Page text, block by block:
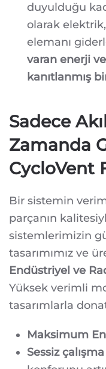
duyulduğu
olarak
elemanı
varan enerji
kanıtlanmış
Sadece
Zamanda
CycloVent
Bir sistemin
parçanın
sistemlerimizin
tasarımımız ve
Endüstriyel ve
Yüksek verimli
tasarımlarla
Maksimum
Sessiz çalışma